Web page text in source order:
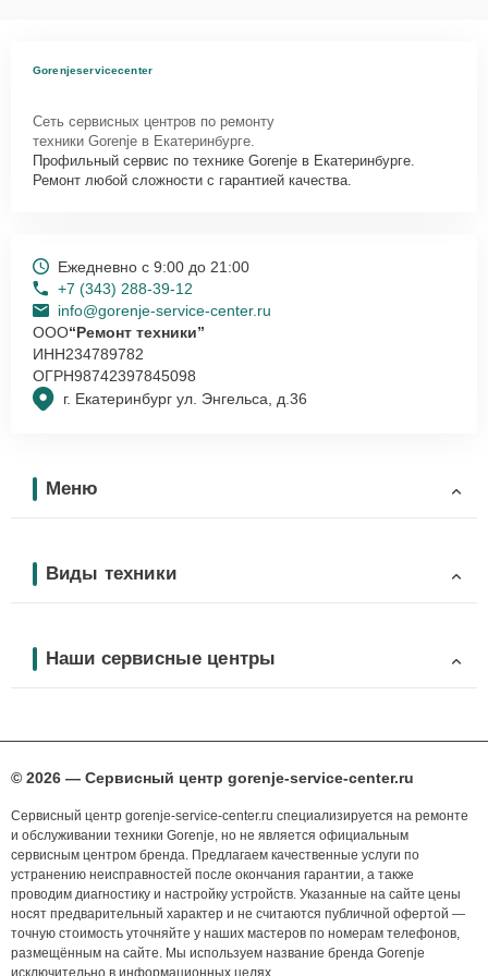
Gorenjeservicecenter
Сеть сервисных центров по ремонту
техники Gorenje в Екатеринбурге.
Профильный сервис по технике Gorenje в Екатеринбурге.
Ремонт любой сложности с гарантией качества.
г. Екатеринбург ул. Энгельса, д.36
Ежедневно с 9:00 до 21:00
+7 (343) 288-39-12
info@gorenje-service-center.ru
ООО“Ремонт техники”
ИНН234789782
ОГРН98742397845098
Меню
Виды техники
Наши сервисные центры
© 2026 — Сервисный центр gorenje-service-center.ru
Сервисный центр gorenje-service-center.ru специализируется на ремонте
и обслуживании техники Gorenje, но не является официальным
сервисным центром бренда. Предлагаем качественные услуги по
устранению неисправностей после окончания гарантии, а также
проводим диагностику и настройку устройств. Указанные на сайте цены
носят предварительный характер и не считаются публичной офертой —
точную стоимость уточняйте у наших мастеров по номерам телефонов,
размещённым на сайте. Мы используем название бренда Gorenje
исключительно в информационных целях.